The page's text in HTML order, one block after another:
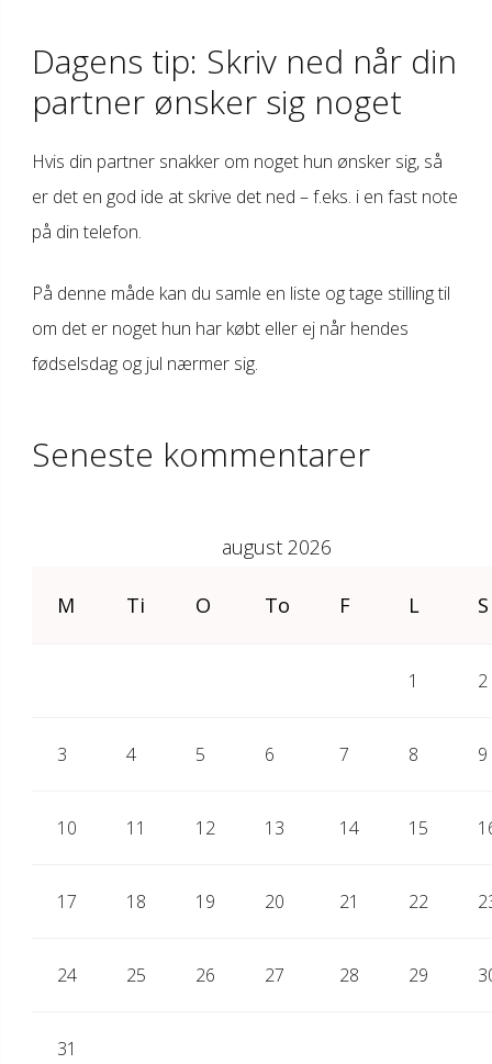
Dagens tip: Skriv ned når din
partner ønsker sig noget
Hvis din partner snakker om noget hun ønsker sig, så
er det en god ide at skrive det ned – f.eks. i en fast note
på din telefon.
På denne måde kan du samle en liste og tage stilling til
om det er noget hun har købt eller ej når hendes
fødselsdag og jul nærmer sig.
Seneste kommentarer
august 2026
M Ti O To F L S
1 2
3 4 5 6 7 8 9
10 11 12 13 14 15
17 18 19 20 21 22
24 25 26 27 28 29
31